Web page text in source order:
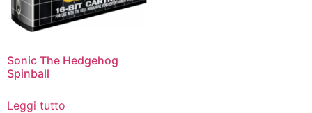
Sonic The Hedgehog
Spinball
Leggi tutto